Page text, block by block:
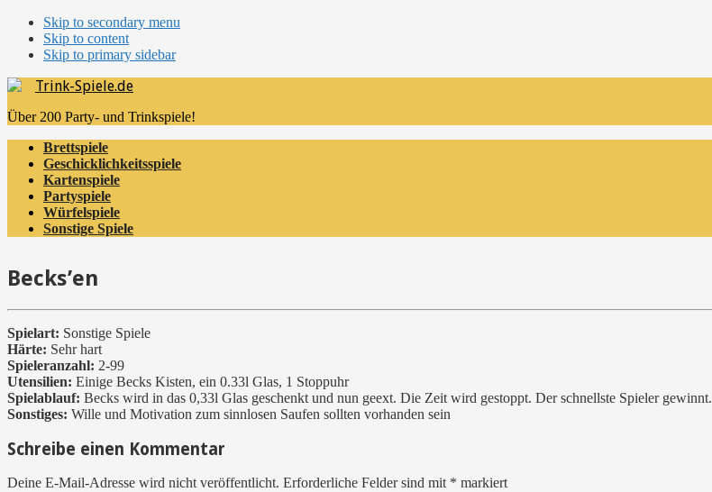
Skip to secondary menu
Skip to content
Skip to primary sidebar
Trink-Spiele.de
Über 200 Party- und Trinkspiele!
Brettspiele
Geschicklichkeitsspiele
Kartenspiele
Partyspiele
Würfelspiele
Sonstige Spiele
Becks’en
Spielart: Sonstige Spiele
Härte: Sehr hart
Spieleranzahl: 2-99
Utensilien: Einige Becks Kisten, ein 0.33l Glas, 1 Stoppuhr
Spielablauf: Becks wird in das 0,33l Glas geschenkt und nun geext. Die Zeit wird gestoppt. Der schnellste Spieler gewinnt.
Sonstiges: Wille und Motivation zum sinnlosen Saufen sollten vorhanden sein
Reader
Interactions
Schreibe einen Kommentar
Deine E-Mail-Adresse wird nicht veröffentlicht. Erforderliche Felder sind mit * markiert